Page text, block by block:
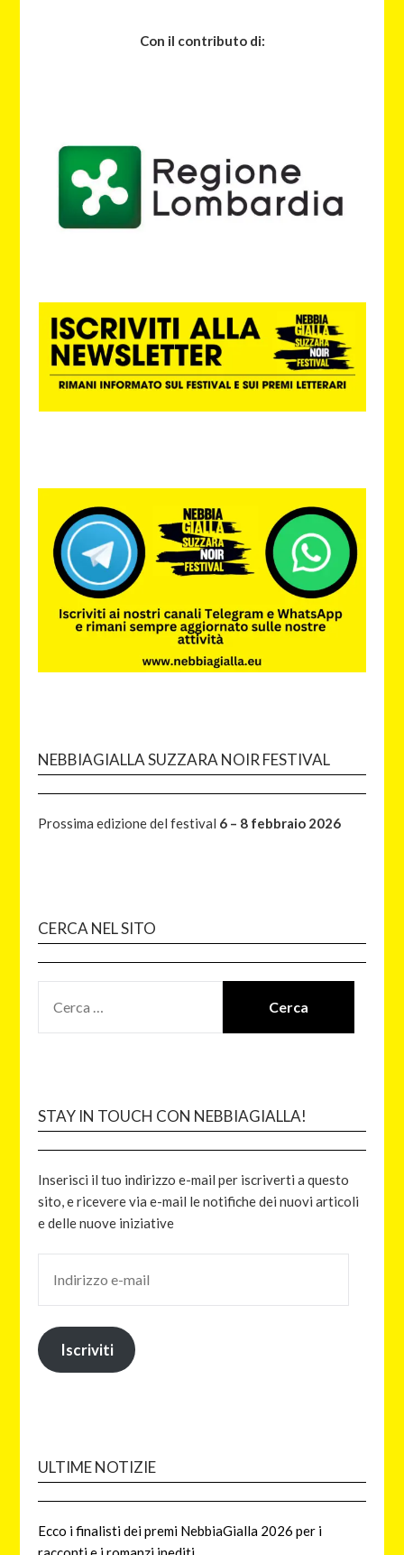
Con il contributo di:
NEBBIAGIALLA SUZZARA NOIR FESTIVAL
Prossima edizione del festival 6 – 8 febbraio 2026
CERCA NEL SITO
STAY IN TOUCH CON NEBBIAGIALLA!
Inserisci il tuo indirizzo e-mail per iscriverti a questo
sito, e ricevere via e-mail le notifiche dei nuovi articoli
e delle nuove iniziative
Iscriviti
ULTIME NOTIZIE
Ecco i finalisti dei premi NebbiaGialla 2026 per i